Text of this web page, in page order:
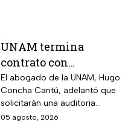
UNAM termina
contrato con
Territorium Life,
empresa encargada
del examen con
irregularidades
El abogado de la UNAM, Hugo
Concha Cantú, adelantó que
solicitarán una auditoria
contra la empresa y tras esta
05 agosto, 2026